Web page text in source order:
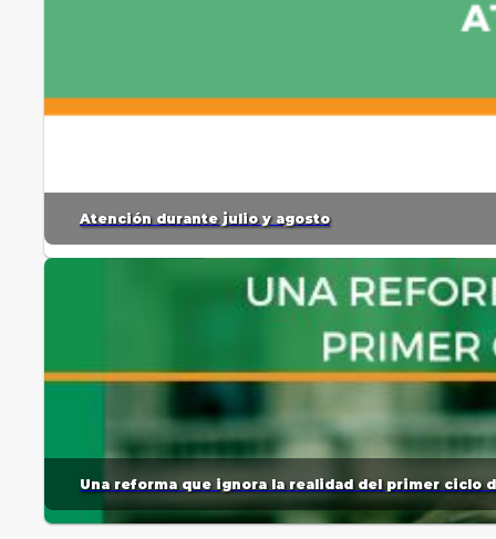
Atención durante julio y agosto
Una reforma que ignora la realidad del primer ciclo